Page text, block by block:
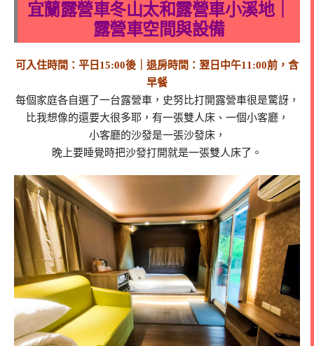
宜蘭露營車冬山太和露營車小溪地｜
露營車空間與設備
可入住時間：平日15:00後｜退房時間：翌日中午11:00前，含
早餐
每個家庭各自選了一台露營車，史努比打開露營車很是驚訝，
比我想像的還要大很多耶，有一張雙人床、一個小客廳，
小客廳的沙發是一張沙發床，
晚上要睡覺時把沙發打開就是一張雙人床了。